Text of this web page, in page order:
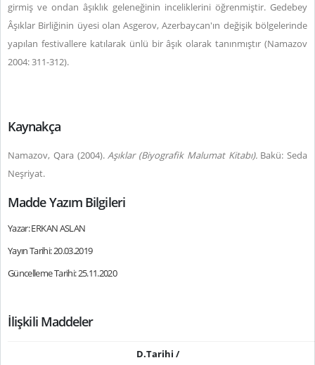
girmiş ve ondan âşıklık geleneğinin inceliklerini öğrenmiştir. Gedebey
Âşıklar Birliğinin üyesi olan Asgerov, Azerbaycan'ın değişik bölgelerinde
yapılan festivallere katılarak ünlü bir âşık olarak tanınmıştır (Namazov
2004: 311-312).
Kaynakça
Namazov, Qara (2004).Aşıklar (Biyografik Malumat Kitabı).Bakü: Seda
Neşriyat.
Madde Yazım Bilgileri
Yazar: ERKAN ASLAN
Yayın Tarihi: 20.03.2019
Güncelleme Tarihi: 25.11.2020
İlişkili Maddeler
D.Tarihi /